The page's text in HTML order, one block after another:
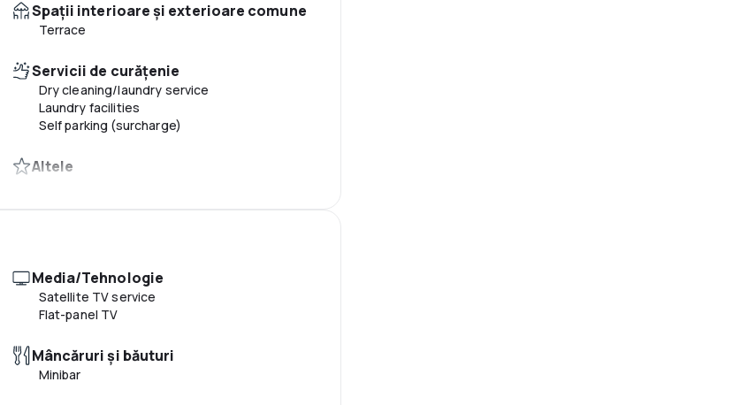
Spaţii interioare şi exterioare comune
Terrace
Servicii de curățenie
Dry cleaning/laundry service
Laundry facilities
Self parking (surcharge)
Altele
Media/Tehnologie
Satellite TV service
Flat-panel TV
Mâncăruri și băuturi
Minibar